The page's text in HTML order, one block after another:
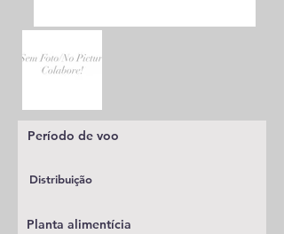
Período de voo
Distribuição
Planta alimentícia